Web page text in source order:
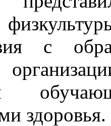
с
здоровья.